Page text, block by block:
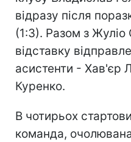
відразу після
(1:3). Разом з
відставку
асистенти - Хав'єр
Куренко.
В чотирьох
команда,